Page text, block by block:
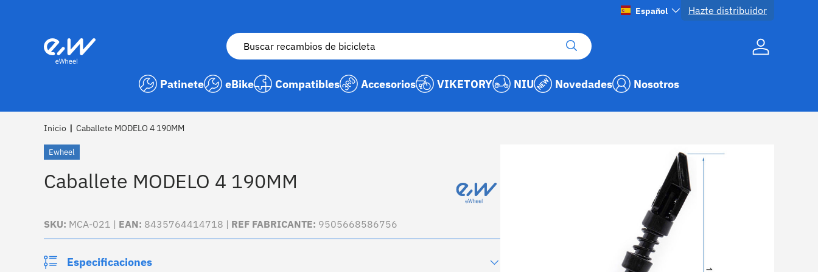
IdiomaEspañol Hazte distribuidor
Buscar
Buscar Cuenta
Patinete eBike Compatibles Accesorios VIKETORY NIU Novedades Nosotros
Inicio | Caballete MODELO 4 190MM
Ewheel
Caballete MODELO 4 190MM
SKU: MCA-021 | EAN: 8435764414718 | REF FABRICANTE: 9505668586756
Especificaciones